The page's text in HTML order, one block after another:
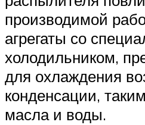
производимой
агрегаты со
холодильником,
для охлаждения
конденсации,
масла и воды.